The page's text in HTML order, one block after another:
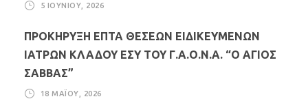
5 ΙΟΥΝΊΟΥ, 2026
ΠΡΟΚΗΡΥΞΗ ΕΠΤΑ ΘΕΣΕΩΝ ΕΙΔΙΚΕΥΜΕΝΩΝ
ΙΑΤΡΩΝ ΚΛΑΔΟΥ ΕΣΥ ΤΟΥ Γ.Α.Ο.Ν.Α. “Ο ΑΓΙΟΣ
ΣΑΒΒΑΣ”
18 ΜΑΪ́ΟΥ, 2026